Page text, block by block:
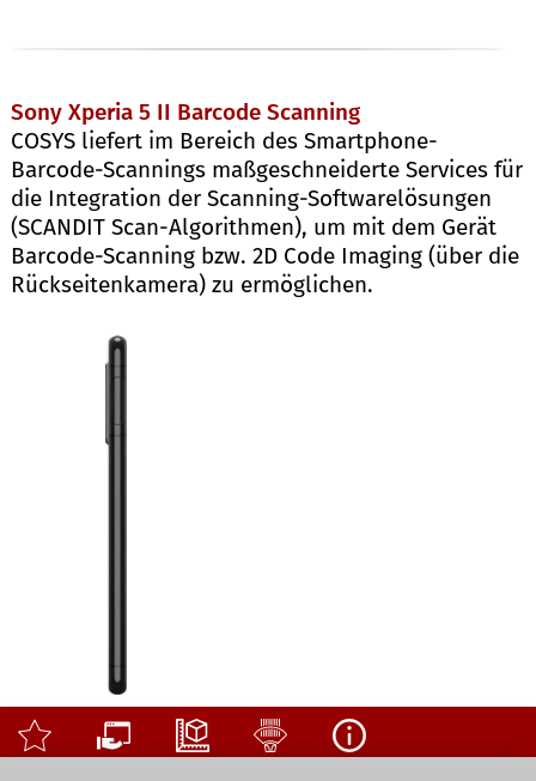
Sony Xperia 5 II Barcode Scanning
COSYS liefert im Bereich des Smartphone-
Barcode-Scannings maßgeschneiderte Services für
die Integration der Scanning-Softwarelösungen
(SCANDIT Scan-Algorithmen), um mit dem Gerät
Barcode-Scanning bzw. 2D Code Imaging (über die
Rückseitenkamera) zu ermöglichen.